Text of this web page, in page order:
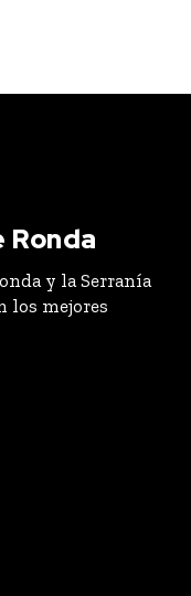
Ronda
y la Serranía
los mejores